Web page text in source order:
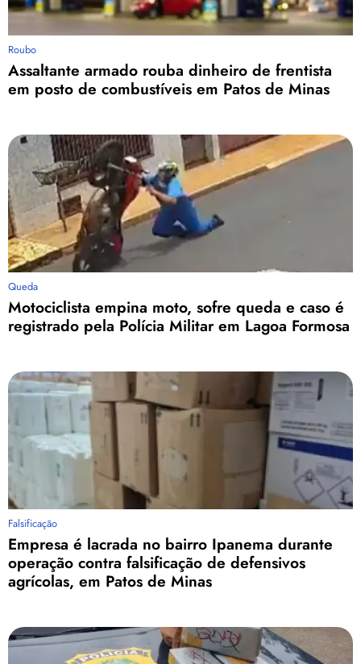
Roubo
Assaltante armado rouba dinheiro de frentista
em posto de combustíveis em Patos de Minas
Queda
Motociclista empina moto, sofre queda e caso é
registrado pela Polícia Militar em Lagoa Formosa
Falsificação
Empresa é lacrada no bairro Ipanema durante
operação contra falsificação de defensivos
agrícolas, em Patos de Minas